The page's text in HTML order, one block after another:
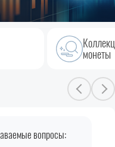
монеты
вопросы: